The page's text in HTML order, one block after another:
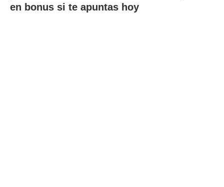
en bonus si te apuntas hoy